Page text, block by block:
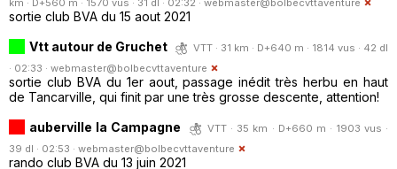
km · D+560 m · 1570 vus · 31 dl · 02:32 · webmaster@bolbecvttaventure
sortie club BVA du 15 aout 2021
Vtt autour de Gruchet
VTT · 31 km · D+640 m · 1814 vus · 42 dl
· 02:33 · webmaster@bolbecvttaventure
sortie club BVA du 1er aout, passage inédit très herbu en haut
de Tancarville, qui finit par une très grosse descente, attention!
auberville la Campagne
VTT · 35 km · D+660 m · 1903 vus ·
39 dl · 02:53 · webmaster@bolbecvttaventure
rando club BVA du 13 juin 2021